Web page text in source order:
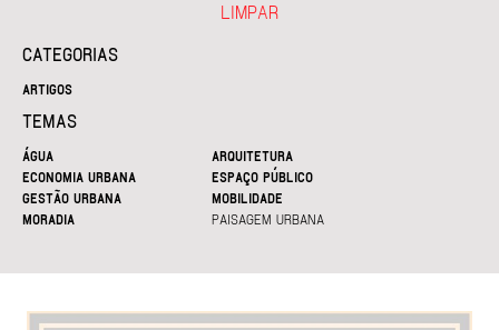
CATEGORIAS
ARTIGOS
TEMAS
ÁGUA
ARQUITETURA
ECONOMIA URBANA
ESPAÇO PÚBLICO
GESTÃO URBANA
MOBILIDADE
MORADIA
PAISAGEM URBANA
LIMPAR